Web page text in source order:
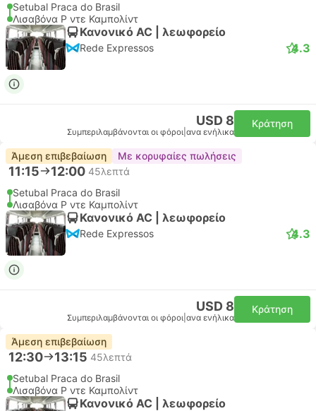
Setubal Praca do Brasil
Λισαβόνα Ρ ντε Καμπολίντ
Κανονικό AC | λεωφορείο
Rede Expressos 4.3
USD 8
Συμπεριλαμβάνονται οι φόροι ανα ενήλικα
Κράτηση
Άμεση επιβεβαίωση Με κορυφαίες πωλήσεις
11:15 12:00 45λεπτά
Setubal Praca do Brasil
Λισαβόνα Ρ ντε Καμπολίντ
Κανονικό AC | λεωφορείο
Rede Expressos 4.3
USD 8
Συμπεριλαμβάνονται οι φόροι ανα ενήλικα
Κράτηση
Άμεση επιβεβαίωση
12:30 13:15 45λεπτά
Setubal Praca do Brasil
Λισαβόνα Ρ ντε Καμπολίντ
Κανονικό AC | λεωφορείο